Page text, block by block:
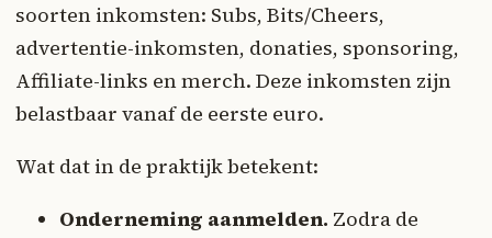
soorten inkomsten: Subs, Bits/Cheers,
advertentie-inkomsten, donaties, sponsoring,
Affiliate-links en merch. Deze inkomsten zijn
belastbaar vanaf de eerste euro.
Wat dat in de praktijk betekent:
Onderneming aanmelden. Zodra de